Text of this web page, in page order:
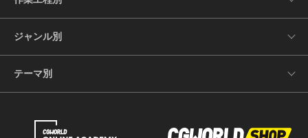
ジャンル別
テーマ別